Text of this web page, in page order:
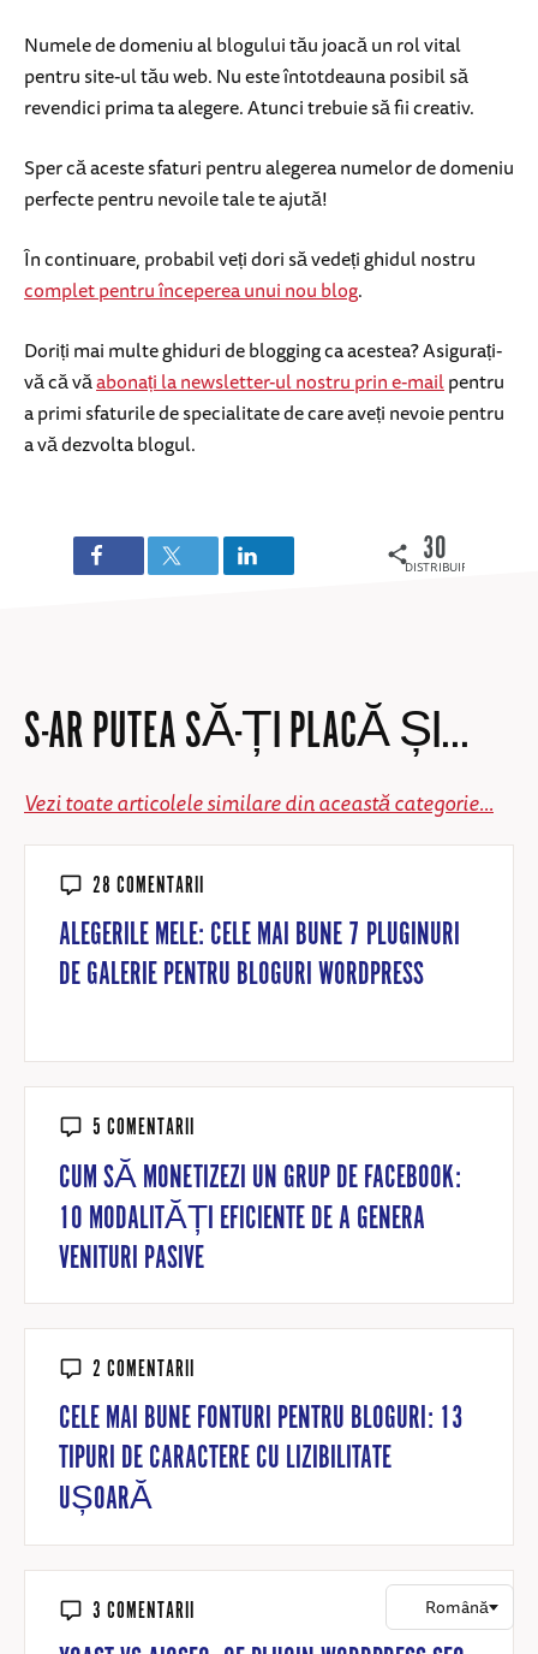
Numele de domeniu al blogului tău joacă un rol vital
pentru site-ul tău web. Nu este întotdeauna posibil să
revendici prima ta alegere. Atunci trebuie să fii creativ.
Sper că aceste sfaturi pentru alegerea numelor de domeniu
perfecte pentru nevoile tale te ajută!
În continuare, probabil veți dori să vedeți ghidul nostru
complet pentru începerea unui nou blog.
Doriți mai multe ghiduri de blogging ca acestea? Asigurați-
vă că văabonați la newsletter-ul nostru prin e-mailpentru
a primi sfaturile de specialitate de care aveți nevoie pentru
a vă dezvolta blogul.
DISTRIBUIRI
30
S-AR PUTEA SĂ-ȚI PLACĂ ȘI...
Vezi toate articolele similare din această categorie...
28 COMENTARII
ALEGERILE MELE: CELE MAI BUNE 7 PLUGINURI
DE GALERIE PENTRU BLOGURI WORDPRESS
5 COMENTARII
CUM SĂ MONETIZEZI UN GRUP DE FACEBOOK:
10 MODALITĂȚI EFICIENTE DE A GENERA
VENITURI PASIVE
2 COMENTARII
CELE MAI BUNE FONTURI PENTRU BLOGURI: 13
TIPURI DE CARACTERE CU LIZIBILITATE
UȘOARĂ
3 COMENTARII